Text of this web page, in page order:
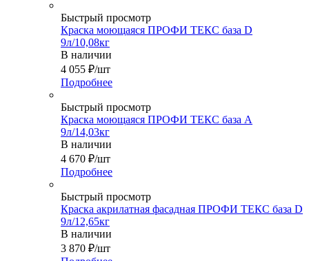
Быстрый просмотр
Краска моющаяся ПРОФИ ТЕКС база D
9л/10,08кг
В наличии
4 055 ₽/шт
Подробнее
Быстрый просмотр
Краска моющаяся ПРОФИ ТЕКС база А
9л/14,03кг
В наличии
4 670 ₽/шт
Подробнее
Быстрый просмотр
Краска акрилатная фасадная ПРОФИ ТЕКС база D
9л/12,65кг
В наличии
3 870 ₽/шт